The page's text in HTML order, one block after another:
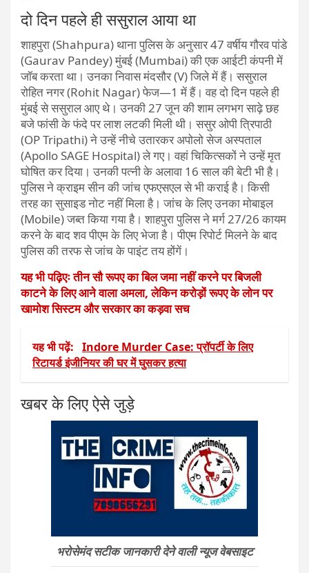
दो दिन पहले ही ससुराल आया था
शाहपुरा (Shahpura) थाना पुलिस के अनुसार 47 वर्षीय गौरव पांडे
(Gaurav Pandey) मुंबई (Mumbai) की एक आईटी कंपनी में
जॉब करता था। उनका निवास मंदसौर (V) जिले में हैं। ससुराल
रोहित नगर (Rohit Nagar) फेज—1 में हैं। वह दो दिन पहले ही
मुंबई से ससुराल आए थे। उनकी 27 जून की शाम लगभग साढ़े छह
बजे फांसी के फंदे पर लाश लटकी मिली थी। ससुर ओपी त्रिपाठी
(OP Tripathi) ने उन्हें नीचे उतारकर अपोलो सेज अस्पताल
(Apollo SAGE Hospital) ले गए। वहां चिकित्सकों ने उन्हें मृत
घोषित कर दिया। उनकी पत्नी के अलावा 16 साल की बेटी भी है।
पुलिस ने क्राइम सीन की जांच एफएसएल से भी कराई है। किसी
तरह का सुसाइड नोट नहीं मिला है। जांच के लिए उनका मोबाइल
(Mobile) जब्त किया गया है। शाहपुरा पुलिस ने मर्ग 27/26 कायम
करने के बाद शव पीएम के लिए भेजा है। पीएम रिपोर्ट मिलने के बाद
पुलिस की तरफ से जांच के पाइंट तय होंगें।
यह भी पढ़िएः तीन सौ रूपए का बिल जमा नहीं करने पर बिजली
काटने के लिए आने वाला अमला, लेकिन करोड़ों रूपए के लोन पर
खामोश सिस्टम और सरकार का कड़वा सच
यह भी पढ़ें: Indore Murder Case: प्रॉपर्टी के लिए
रिटायर्ड इंजीनियर की घर में घुसकर हत्या
खबर के लिए ऐसे जुड़े
भरोसेमंद सटीक जानकारी देने वाली न्यूज वेबसाइट